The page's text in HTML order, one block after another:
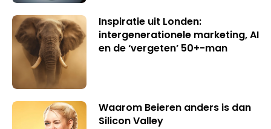
Inspiratie uit Londen:
intergenerationele marketing, AI
en de ‘vergeten’ 50+-man
Waarom Beieren anders is dan
Silicon Valley